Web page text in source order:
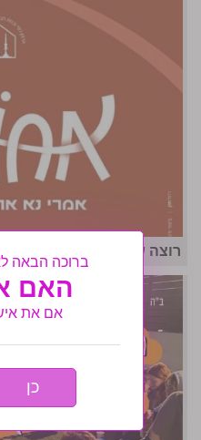
רוצה שהעסק שלך ייחשף
ברוכה הבאה
האם
אם את
כן